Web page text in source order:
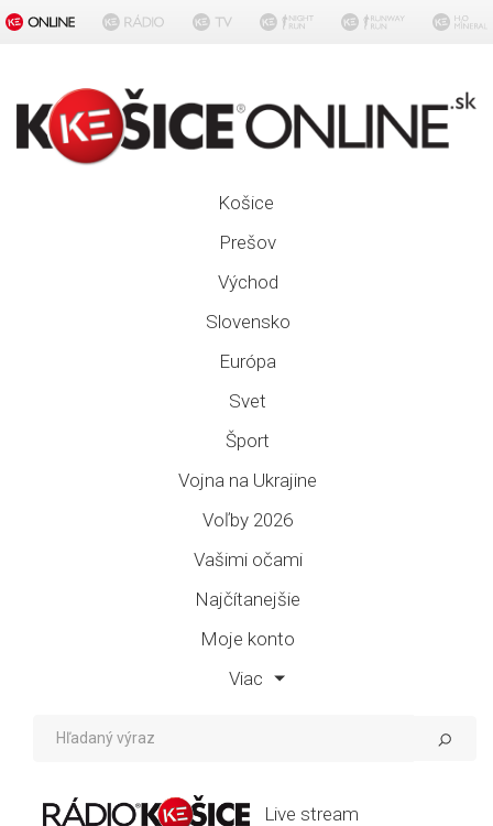
Košice
Prešov
Východ
Slovensko
Európa
Svet
Šport
Vojna na Ukrajine
Voľby 2026
Vašimi očami
Najčítanejšie
Moje konto
Viac
Live stream